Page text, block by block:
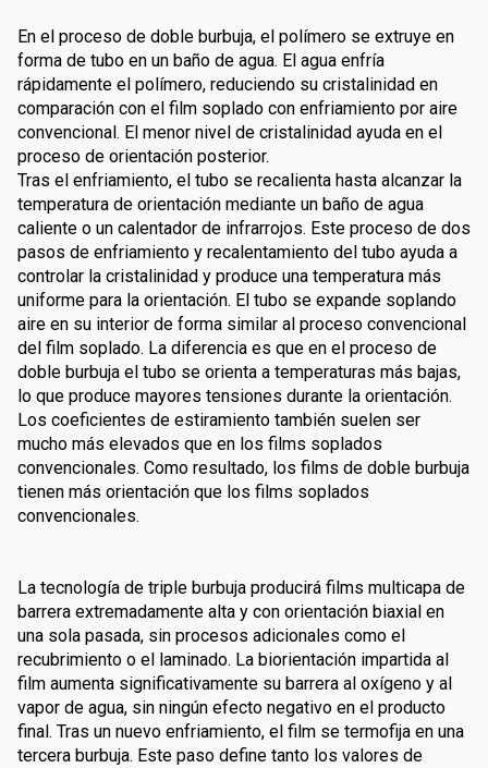
En el proceso de doble burbuja, el polímero se extruye en
forma de tubo en un baño de agua. El agua enfría
rápidamente el polímero, reduciendo su cristalinidad en
comparación con el film soplado con enfriamiento por aire
convencional. El menor nivel de cristalinidad ayuda en el
proceso de orientación posterior.
Tras el enfriamiento, el tubo se recalienta hasta alcanzar la
temperatura de orientación mediante un baño de agua
caliente o un calentador de infrarrojos. Este proceso de dos
pasos de enfriamiento y recalentamiento del tubo ayuda a
controlar la cristalinidad y produce una temperatura más
uniforme para la orientación. El tubo se expande soplando
aire en su interior de forma similar al proceso convencional
del film soplado. La diferencia es que en el proceso de
doble burbuja el tubo se orienta a temperaturas más bajas,
lo que produce mayores tensiones durante la orientación.
Los coeficientes de estiramiento también suelen ser
mucho más elevados que en los films soplados
convencionales. Como resultado, los films de doble burbuja
tienen más orientación que los films soplados
convencionales.
La tecnología de triple burbuja producirá films multicapa de
barrera extremadamente alta y con orientación biaxial en
una sola pasada, sin procesos adicionales como el
recubrimiento o el laminado. La biorientación impartida al
film aumenta significativamente su barrera al oxígeno y al
vapor de agua, sin ningún efecto negativo en el producto
final. Tras un nuevo enfriamiento, el film se termofija en una
tercera burbuja. Este paso define tanto los valores de